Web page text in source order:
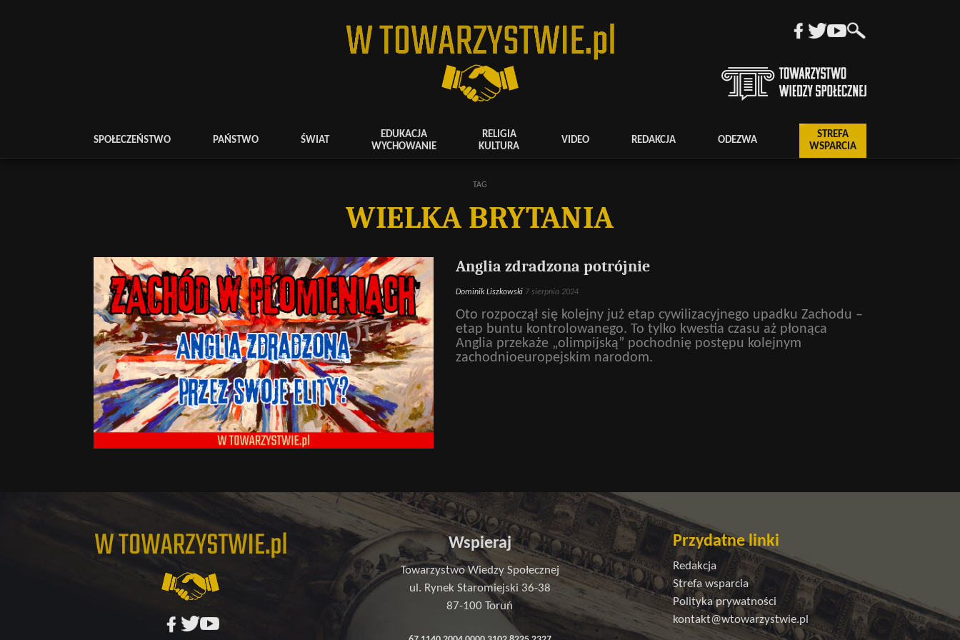
SPOŁECZEŃSTWO PAŃSTWO ŚWIAT
EDUKACJA
WYCHOWANIE
RELIGIA
KULTURA
VIDEO REDAKCJA ODEZWA
STREFA
WSPARCIA
TAG
WIELKA BRYTANIA
Anglia zdradzona potrójnie
Dominik Liszkowski 7 sierpnia 2024
Oto rozpoczął się kolejny już etap cywilizacyjnego upadku Zachodu –
etap buntu kontrolowanego. To tylko kwestia czasu aż płonąca
Anglia przekaże „olimpijską” pochodnię postępu kolejnym
zachodnioeuropejskim narodom.
Wspieraj
Towarzystwo Wiedzy Społecznej
ul. Rynek Staromiejski 36-38
87-100 Toruń
Przydatne linki
Redakcja
Strefa wsparcia
Polityka prywatności
kontakt@wtowarzystwie.pl